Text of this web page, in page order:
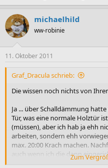
michaelhild
ww-robinie
11. Oktober 2011
Graf_Dracula schrieb:
Die wissen noch nichts von
Ja ... über Schalldämmung
Tür, was eine normale Holztür
(müssen), aber ich hab ja ehh
arbeiten, sondern ehh
max. 20:00 Krach machen.
auch wenn ich die dann
und eben ggfls noch an den
Zum